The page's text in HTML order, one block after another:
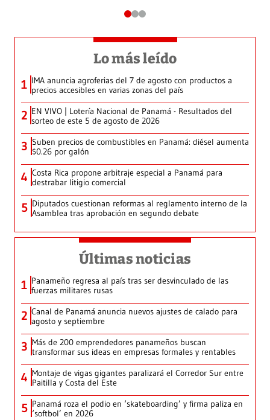
Lo más leído
1 IMA anuncia agroferias del 7 de agosto con productos a
precios accesibles en varias zonas del país
2 EN VIVO | Lotería Nacional de Panamá - Resultados del
sorteo de este 5 de agosto de 2026
3 Suben precios de combustibles en Panamá: diésel aumenta
$0.26 por galón
4 Costa Rica propone arbitraje especial a Panamá para
destrabar litigio comercial
5 Diputados cuestionan reformas al reglamento interno de la
Asamblea tras aprobación en segundo debate
Últimas noticias
1 Panameño regresa al país tras ser desvinculado de las
fuerzas militares rusas
2 Canal de Panamá anuncia nuevos ajustes de calado para
agosto y septiembre
3 Más de 200 emprendedores panameños buscan
transformar sus ideas en empresas formales y rentables
4 Montaje de vigas gigantes paralizará el Corredor Sur entre
Paitilla y Costa del Este
5 Panamá roza el podio en ‘skateboarding’ y firma paliza en
‘softbol’ en 2026